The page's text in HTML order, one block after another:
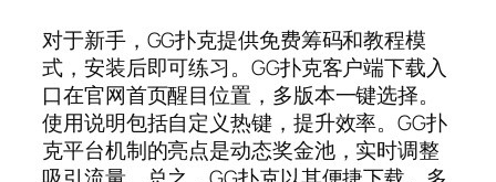
对于新手，GG扑克提供免费筹码和教程模
式，安装后即可练习。GG扑克客户端下载入
口在官网首页醒目位置，多版本一键选择。
使用说明包括自定义热键，提升效率。GG扑
克平台机制的亮点是动态奖金池，实时调整